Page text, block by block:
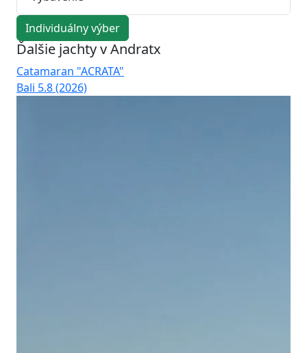
Individuálny výber
Ďalšie jachty v Andratx
Catamaran "ACRATA"
Bali 5.8 (2026)